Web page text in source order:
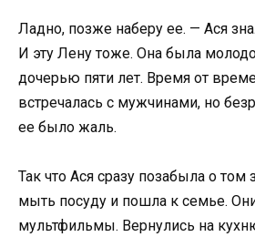
Ладно, позже наберу ее. — Ася
И эту Лену тоже. Она была
дочерью пяти лет. Время от
встречалась с мужчинами, но
ее было жаль.
Так что Ася сразу позабыла о том
мыть посуду и пошла к семье.
мультфильмы. Вернулись на